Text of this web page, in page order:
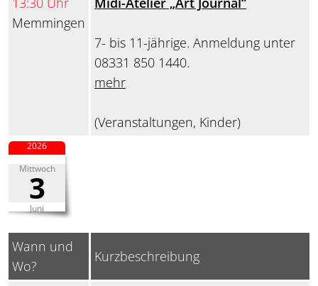
Memmingen
7- bis 11-jährige. Anmeldung unter
08331 850 1440.
mehr
(Veranstaltungen, Kinder)
Mittwoch
3
Juni
2026
Wann und
Wo?
Kurzbeschreibung